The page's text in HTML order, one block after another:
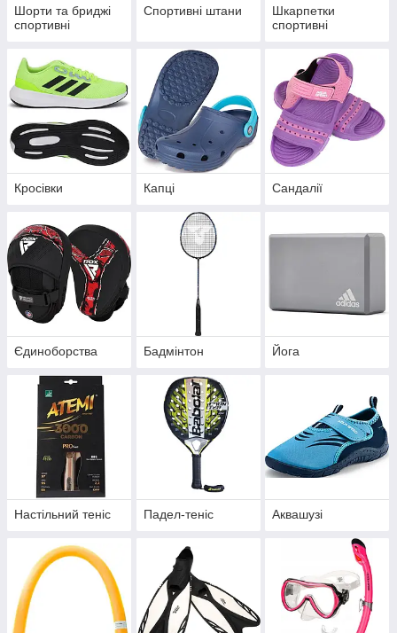
Шорти та бриджі
спортивні
Спортивні штани
Шкарпетки
спортивні
Кросівки Капці Сандалії
Єдиноборства Бадмінтон Йога
Настільний теніс Падел-теніс Аквашузі